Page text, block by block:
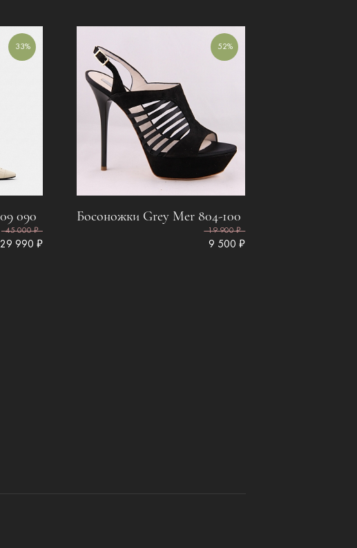
33%
090
45 000 ₽
29 990 ₽
52%
Босоножки Grey Mer 804-100
19 900 ₽
9 500 ₽